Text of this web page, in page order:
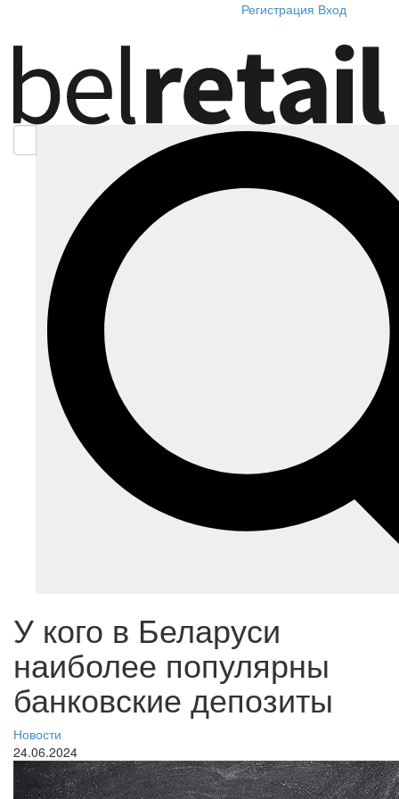
Регистрация Вход
У кого в Беларуси
наиболее популярны
банковские депозиты
Новости
24.06.2024